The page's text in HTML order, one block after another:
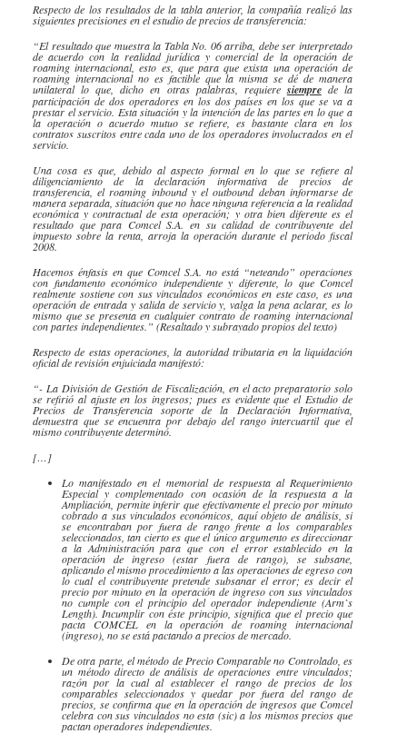
Respecto de los resultados de la tabla anterior, la compañía realizó las
siguientes precisiones en el estudio de precios de transferencia:
“El resultado que muestra la Tabla No. 06 arriba, debe ser interpretado
de acuerdo con la realidad jurídica y comercial de la operación de
roaming internacional, esto es, que para que exista una operación de
roaming internacional no es factible que la misma se dé de manera
unilateral lo que, dicho en otras palabras, requiere siemprede la
participación de dos operadores en los dos países en los que se va a
prestar el servicio. Esta situación y la intención de las partes en lo que a
la operación o acuerdo mutuo se refiere, es bastante clara en los
contratos suscritos entre cada uno de los operadores involucrados en el
servicio.
Una cosa es que, debido al aspecto formal en lo que se refiere al
diligenciamiento de la declaración informativa de precios de
transferencia, el roaming inbound y el outbound deban informarse de
manera separada, situación que no hace ninguna referencia a la realidad
económica y contractual de esta operación; y otra bien diferente es el
resultado que para Comcel S.A. en su calidad de contribuyente del
impuesto sobre la renta, arroja la operación durante el periodo fiscal
2008.
Hacemos énfasis en que Comcel S.A. no está “neteando” operaciones
con fundamento económico independiente y diferente, lo que Comcel
realmente sostiene con sus vinculados económicos en este caso, es una
operación de entrada y salida de servicio y, valga la pena aclarar, es lo
mismo que se presenta en cualquier contrato de roaming internacional
con partes independientes.” (Resaltado y subrayado propios del texto)
Respecto de estas operaciones, la autoridad tributaria en la liquidación
oficial de revisión enjuiciada manifestó:
“- La División de Gestión de Fiscalización, en el acto preparatorio solo
se refirió al ajuste en los ingresos; pues es evidente que el Estudio de
Precios de Transferencia soporte de la Declaración Informativa,
demuestra que se encuentra por debajo del rango intercuartil que el
mismo contribuyente determinó.
[…]
Lo manifestado en el memorial de respuesta al Requerimiento
Especial y complementado con ocasión de la respuesta a la
Ampliación, permite inferir que efectivamente el precio por minuto
cobrado a sus vinculados económicos, aquí objeto de análisis, si
se encontraban por fuera de rango frente a los comparables
seleccionados, tan cierto es que el único argumento es direccionar
a la Administración para que con el error establecido en la
operación de ingreso (estar fuera de rango), se subsane,
aplicando el mismo procedimiento a las operaciones de egreso con
lo cual el contribuyente pretende subsanar el error; es decir el
precio por minuto en la operación de ingreso con sus vinculados
no cumple con el principio del operador independiente (Arm`s
Length). Incumplir con éste principio, significa que el precio que
pacta COMCEL en la operación de roaming internacional
(ingreso), no se está pactando a precios de mercado.
De otra parte, el método de Precio Comparable no Controlado, es
un método directo de análisis de operaciones entre vinculados;
razón por la cual al establecer el rango de precios de los
comparables seleccionados y quedar por fuera del rango de
precios, se confirma que en la operación de ingresos que Comcel
celebra con sus vinculados no esta (sic) a los mismos precios que
pactan operadores independientes.